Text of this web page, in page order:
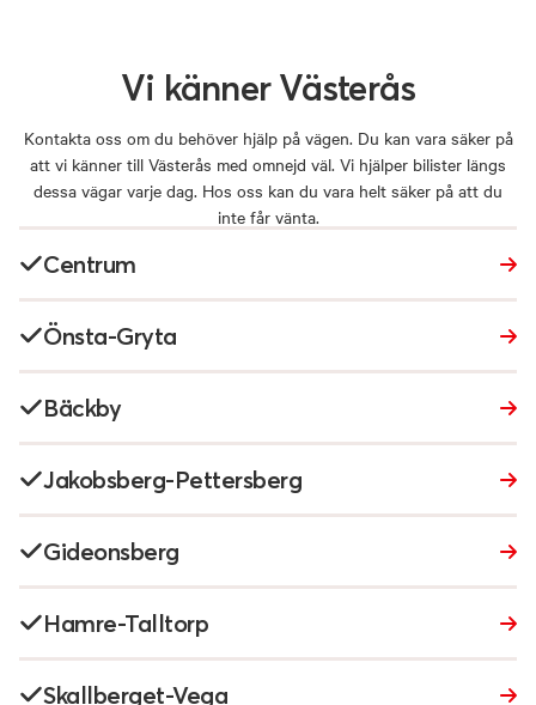
Vi kännerVästerås
Kontakta oss om du behöver hjälp på vägen. Du kan vara säker på
att vi känner till Västerås med omnejd väl. Vi hjälper bilister längs
dessa vägar varje dag. Hos oss kan du vara helt säker på att du
inte får vänta.
Centrum
Önsta-Gryta
Bäckby
Jakobsberg-Pettersberg
Gideonsberg
Hamre-Talltorp
Skallberget-Vega